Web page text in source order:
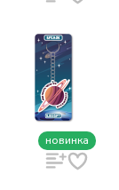
новинка